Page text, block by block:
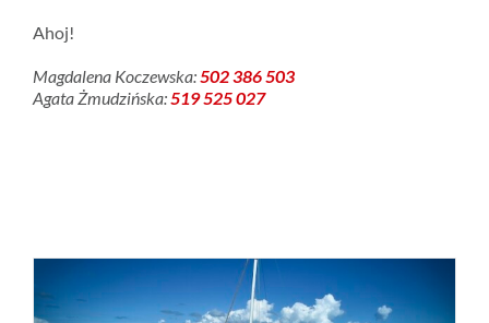
Ahoj!
Magdalena Koczewska:502 386 503
Agata Żmudzińska:519 525 027